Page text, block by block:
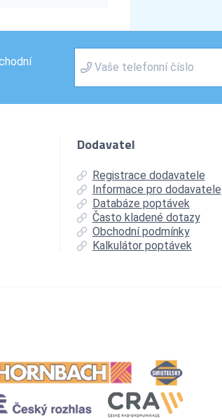
Dodavatel
Registrace dodavatele
Informace pro dodavatele
Databáze poptávek
Často kladené dotazy
Obchodní podmínky
Kalkulátor poptávek